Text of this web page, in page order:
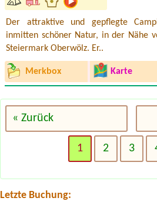
Der attraktive und gepflegte
inmitten schöner Natur, in der Nähe
Steiermark Oberwölz. Er..
Merkbox Karte
« Zurück
1 2 3
Letzte Buchung:
Termin ab 2026-08-08 |Campingplatz
Termin ab 2026-08-19 |